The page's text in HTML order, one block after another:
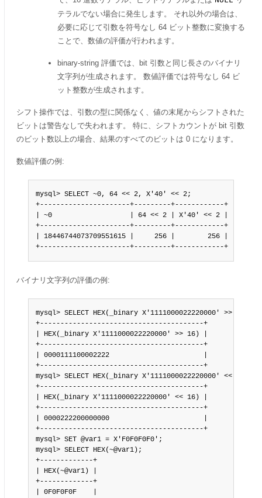
テラルでない場合に発生します。 それ以外の場合は、
必要に応じて引数を符号なし 64 ビット整数に変換する
ことで、数値の評価が行われます。
binary-string 評価では、bit 引数と同じ長さのバイナリ
文字列が生成されます。 数値評価では符号なし 64 ビ
ット整数が生成されます。
シフト操作では、引数の型に関係なく、値の末尾からシフトされた
ビットは警告なしで失われます。 特に、シフトカウントが bit 引数
のビット数以上の場合、結果のすべてのビットは 0 になります。
数値評価の例:
mysql> SELECT ~0, 64 << 2, X'40' << 2;
+----------------------+---------+------------+
| ~0                   | 64 << 2 | X'40' << 2 |
+----------------------+---------+------------+
| 18446744073709551615 |     256 |        256 |
+----------------------+---------+------------+
バイナリ文字列の評価の例:
mysql> SELECT HEX(_binary X'1111000022220000' >> 16);
+----------------------------------------+
| HEX(_binary X'1111000022220000' >> 16) |
+----------------------------------------+
| 0000111100002222                       |
+----------------------------------------+
mysql> SELECT HEX(_binary X'1111000022220000' << 16);
+----------------------------------------+
| HEX(_binary X'1111000022220000' << 16) |
+----------------------------------------+
| 0000222200000000                       |
+----------------------------------------+
mysql> SET @var1 = X'F0F0F0F0';
mysql> SELECT HEX(~@var1);
+-------------+
| HEX(~@var1) |
+-------------+
| 0F0F0F0F    |